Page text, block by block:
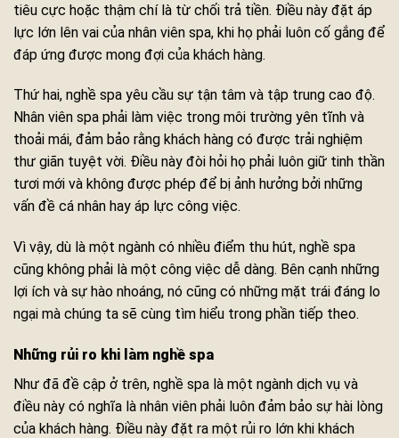
tiêu cực hoặc thậm chí là từ chối trả tiền. Điều này đặt áp
lực lớn lên vai của nhân viên spa, khi họ phải luôn cố gắng để
đáp ứng được mong đợi của khách hàng.
Thứ hai, nghề spa yêu cầu sự tận tâm và tập trung cao độ.
Nhân viên spa phải làm việc trong môi trường yên tĩnh và
thoải mái, đảm bảo rằng khách hàng có được trải nghiệm
thư giãn tuyệt vời. Điều này đòi hỏi họ phải luôn giữ tinh thần
tươi mới và không được phép để bị ảnh hưởng bởi những
vấn đề cá nhân hay áp lực công việc.
Vì vậy, dù là một ngành có nhiều điểm thu hút, nghề spa
cũng không phải là một công việc dễ dàng. Bên cạnh những
lợi ích và sự hào nhoáng, nó cũng có những mặt trái đáng lo
ngại mà chúng ta sẽ cùng tìm hiểu trong phần tiếp theo.
Những rủi ro khi làm nghề spa
Như đã đề cập ở trên, nghề spa là một ngành dịch vụ và
điều này có nghĩa là nhân viên phải luôn đảm bảo sự hài lòng
của khách hàng. Điều này đặt ra một rủi ro lớn khi khách